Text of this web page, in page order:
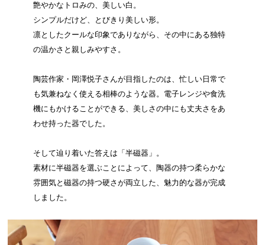
艶やかなトロみの、美しい白。
シンプルだけど、とびきり美しい形。
凛としたクールな印象でありながら、その中にある独特
の温かさと親しみやすさ。
陶芸作家・岡澤悦子さんが目指したのは、忙しい日常で
も気兼ねなく使える相棒のような器。電子レンジや食洗
機にもかけることができる、美しさの中にも丈夫さをあ
わせ持った器でした。
そして辿り着いた答えは「半磁器」。
素材に半磁器を選ぶことによって、陶器の持つ柔らかな
雰囲気と磁器の持つ硬さが両立した、魅力的な器が完成
しました。